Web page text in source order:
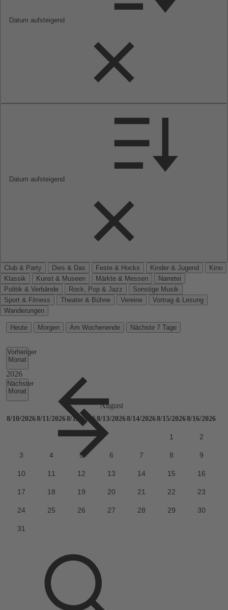
Datum aufsteigend
Datum aufsteigend
Club & Party Dies & Das Feste & Hocks Kinder & Jugend
Kino
Klassik
Kunst & Museen Märkte & Messen
Narretei
Politik & Verbände
Rock, Pop & Jazz
Sonstige Musik
Sport & Fitness
Theater & Bühne Vereine
Vortrag & Lesung
Wanderungen
Heute Morgen Am Wochenende Nächste 7 Tage
Vorheriger
Monat
Nächster
Monat